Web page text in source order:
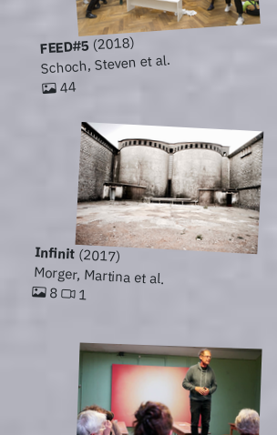
FEED#5(2018)
Schoch, Steven et al.
44
Infinit(2017)
Morger, Martina et al.
8 1